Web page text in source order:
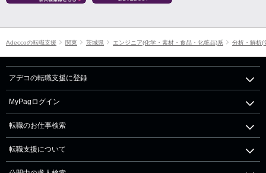
Adeccoの転職支援 関東 茨城県 エンジニア(化学・素材・食品・化粧品)系 分析・解析(
アデコの転職支援に登録
MyPagログイン
転職のお仕事検索
転職支援について